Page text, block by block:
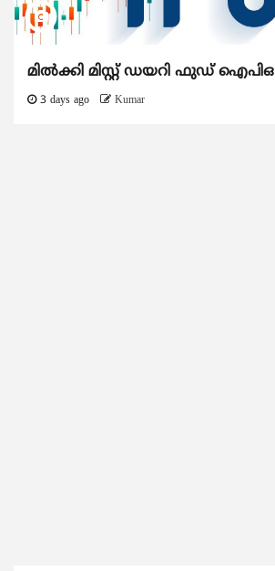
മിൽക്കി മിസ്റ്റ് ഡയറി ഫുഡ് ഐപിഒ
3 days ago Kumar